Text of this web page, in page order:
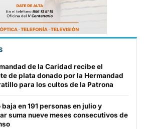
de la Caridad recibe el
de plata donado por la Hermandad
para los cultos de la Patrona
baja en 191 personas en julio y
suma nueve meses consecutivos de